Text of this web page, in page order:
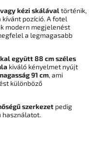
kézi skálávaltörténik,
pozíció. A fotel
modern megjelenést
a legmagasabb
együtt 88 cm széles
kiváló kényelmet nyújt
91 cm, ami
különböző
szerkezet pedig
használatot.